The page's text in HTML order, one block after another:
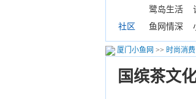
社区
鹭岛生活
鱼网情深
厦门小鱼网 >> 时尚消费
国缤茶文